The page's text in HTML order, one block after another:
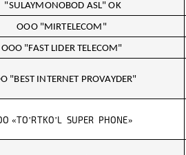
"SULAYMONOBOD ASL" OK
ООО "MIRTELECOM"
ООО "FAST LIDER TELECOM"
"BEST INTERNET PROVAYDER"
«TO’RTKO’L SUPER PHONE»